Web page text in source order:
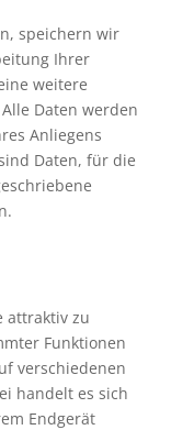
speichern wir
Ihrer
weitere
Daten werden
Anliegens
Daten, für die
attraktiv zu
Funktionen
verschiedenen
handelt es sich
Endgerät